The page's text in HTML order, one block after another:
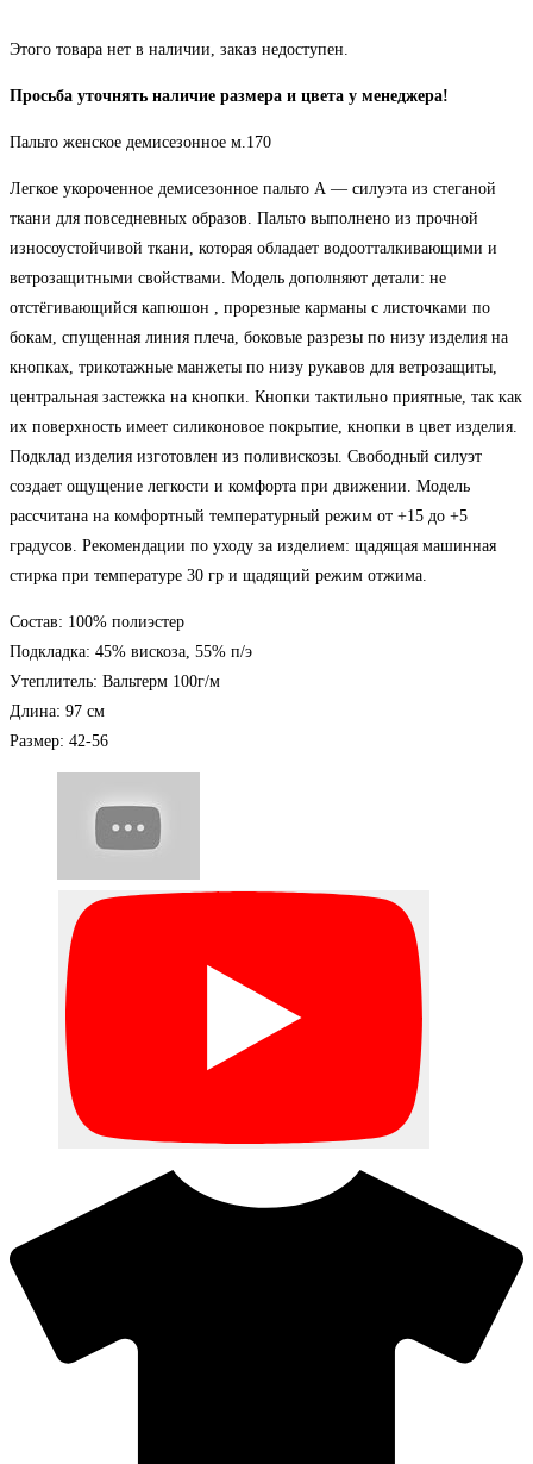
Этого товара нет в наличии, заказ недоступен.
Просьба уточнять наличие размера и цвета у менеджера!
Пальто женское демисезонное м.170
Легкое укороченное демисезонное пальто А — силуэта из стеганой
ткани для повседневных образов. Пальто выполнено из прочной
износоустойчивой ткани, которая обладает водоотталкивающими и
ветрозащитными свойствами. Модель дополняют детали: не
отстёгивающийся капюшон , прорезные карманы с листочками по
бокам, спущенная линия плеча, боковые разрезы по низу изделия на
кнопках, трикотажные манжеты по низу рукавов для ветрозащиты,
центральная застежка на кнопки. Кнопки тактильно приятные, так как
их поверхность имеет силиконовое покрытие, кнопки в цвет изделия.
Подклад изделия изготовлен из поливискозы. Свободный силуэт
создает ощущение легкости и комфорта при движении. Модель
рассчитана на комфортный температурный режим от +15 до +5
градусов. Рекомендации по уходу за изделием: щадящая машинная
стирка при температуре 30 гр и щадящий режим отжима.
Состав: 100% полиэстер
Подкладка: 45% вискоза, 55% п/э
Утеплитель: Вальтерм 100г/м
Длина: 97 см
Размер: 42-56